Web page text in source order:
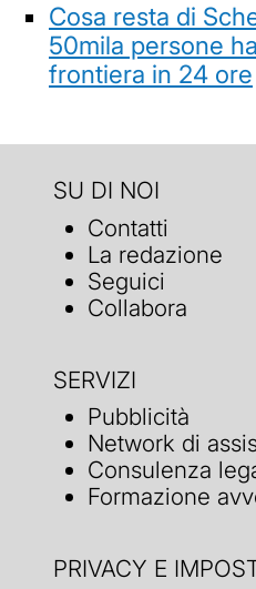
Cosa resta di
50mila persone
frontiera in 24 ore
SU DI NOI
Contatti
La redazione
Seguici
Collabora
SERVIZI
Pubblicità
Network di
Consulenza
Formazione
PRIVACY E